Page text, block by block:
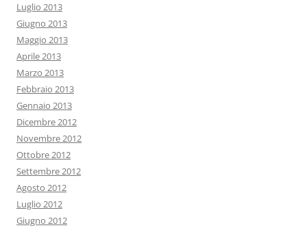
Luglio 2013
Giugno 2013
Maggio 2013
Aprile 2013
Marzo 2013
Febbraio 2013
Gennaio 2013
Dicembre 2012
Novembre 2012
Ottobre 2012
Settembre 2012
Agosto 2012
Luglio 2012
Giugno 2012